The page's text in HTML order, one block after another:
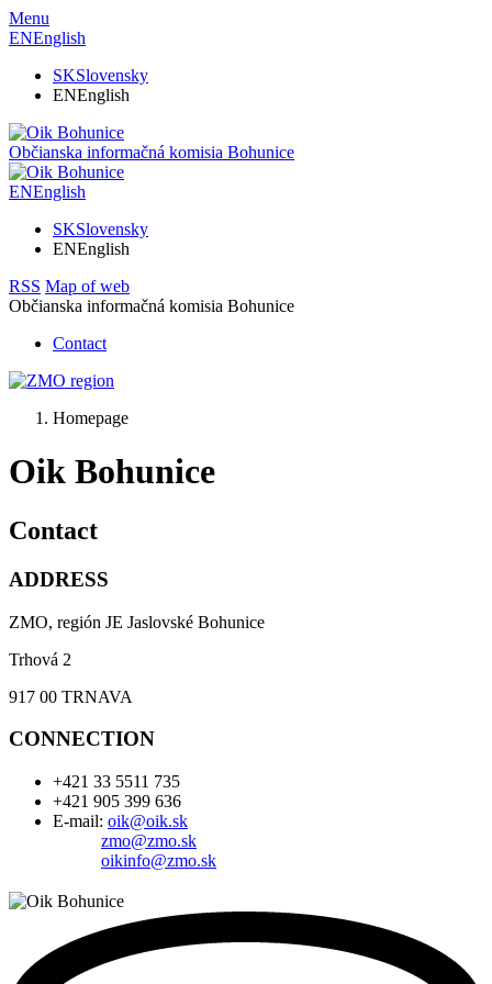
Menu
ENEnglish
SKSlovensky
ENEnglish
Občianska informačná komisia Bohunice
ENEnglish
SKSlovensky
ENEnglish
RSS Map of web
Občianska informačná komisia Bohunice
Contact
Homepage
Oik Bohunice
Contact
ADDRESS
ZMO, región JE Jaslovské Bohunice
Trhová 2
917 00 TRNAVA
CONNECTION
+421 33 5511 735
+421 905 399 636
E-mail: oik@oik.sk
zmo@zmo.sk
oikinfo@zmo.sk